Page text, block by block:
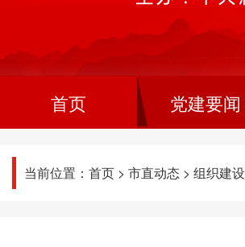
首页 党建要闻
当前位置： 首页 > 市直动态 > 组织建设